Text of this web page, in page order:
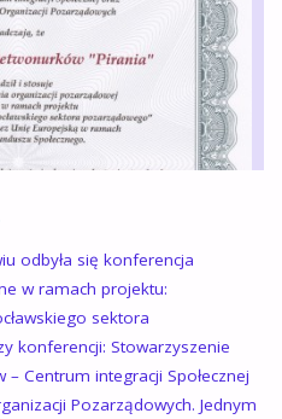
odbyła się konferencja
w ramach projektu:
sektora
konferencji: Stowarzyszenie
– Centrum integracji Społecznej
Pozarządowych. Jednym